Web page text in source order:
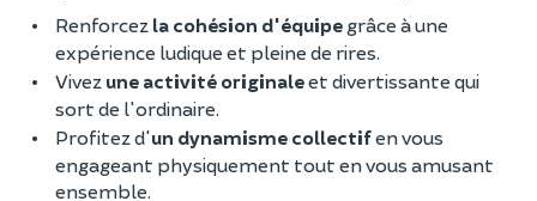
Renforcez la cohésion d'équipe grâce à une
expérience ludique et pleine de rires.
Vivez une activité originaleet divertissante qui
sort de l'ordinaire.
Profitez d'un dynamisme collectifen vous
engageant physiquement tout en vous amusant
ensemble.